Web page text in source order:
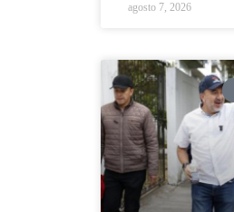
agosto 7, 2026